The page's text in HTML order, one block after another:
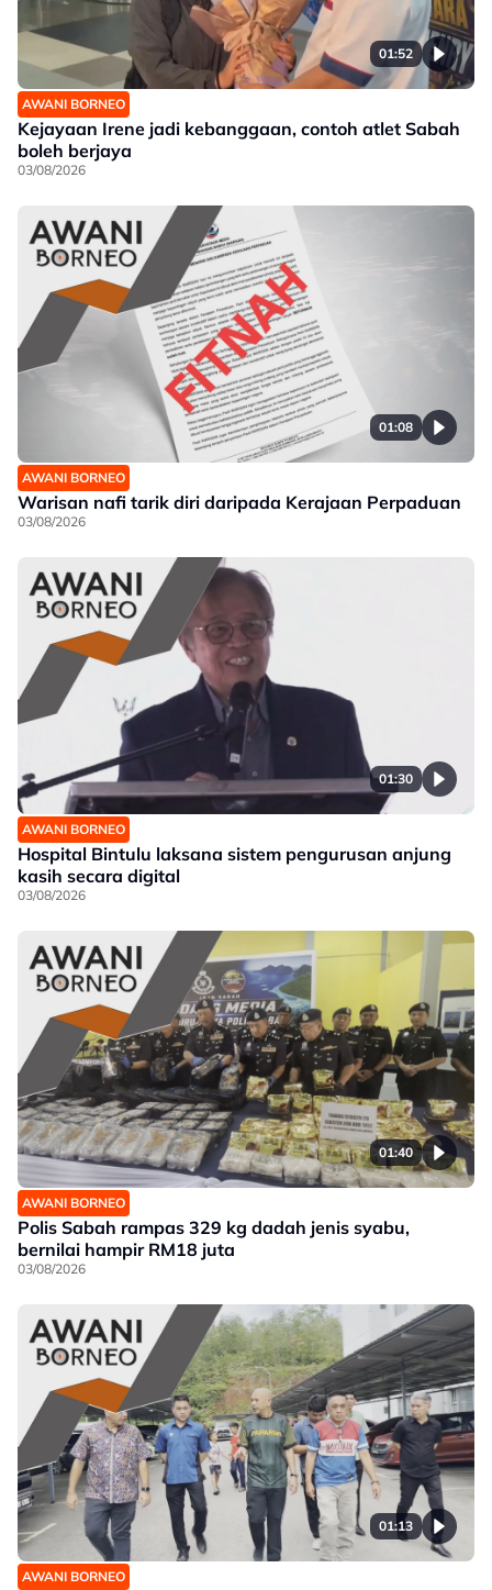
01:52
AWANI BORNEO
Kejayaan Irene jadi kebanggaan, contoh atlet Sabah
boleh berjaya
03/08/2026
01:08
AWANI BORNEO
Warisan nafi tarik diri daripada Kerajaan Perpaduan
03/08/2026
01:30
AWANI BORNEO
Hospital Bintulu laksana sistem pengurusan anjung
kasih secara digital
03/08/2026
01:40
AWANI BORNEO
Polis Sabah rampas 329 kg dadah jenis syabu,
bernilai hampir RM18 juta
03/08/2026
01:13
AWANI BORNEO